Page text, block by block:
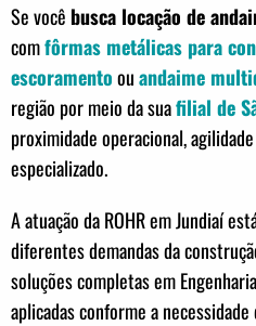
Se você busca locação de
comfôrmas metálicas para
escoramentoouandaime
região por meio da suafilial de
proximidade operacional,
especializado.
A atuação da ROHR em Jundiaí
diferentes demandas da
soluções completas em
aplicadas conforme a necessidade